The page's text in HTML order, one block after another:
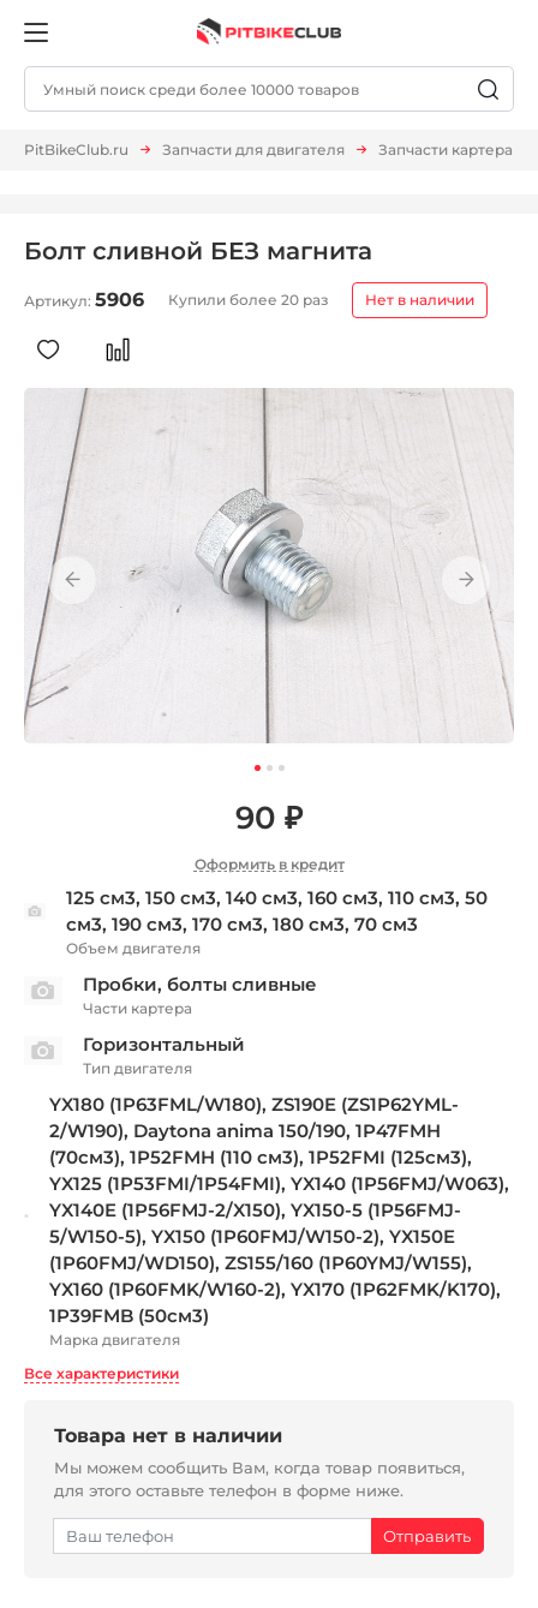
PitBikeClub.ru Запчасти для двигателя Запчасти картера
Болт сливной БЕЗ магнита
Артикул: 5906 Купили более 20 раз Нет в наличии
90 ₽
Оформить в кредит
125 см3, 150 см3, 140 см3, 160 см3, 110 см3, 50
см3, 190 см3, 170 см3, 180 см3, 70 см3
Объем двигателя
Пробки, болты сливные
Части картера
Горизонтальный
Тип двигателя
YX180 (1P63FML/W180), ZS190E (ZS1P62YML-
2/W190), Daytona anima 150/190, 1P47FMH
(70см3), 1P52FMH (110 см3), 1P52FMI (125см3),
YX125 (1P53FMI/1P54FMI), YX140 (1P56FMJ/W063),
YX140E (1P56FMJ-2/X150), YX150-5 (1P56FMJ-
5/W150-5), YX150 (1P60FMJ/W150-2), YX150E
(1P60FMJ/WD150), ZS155/160 (1P60YMJ/W155),
YX160 (1P60FMK/W160-2), YX170 (1P62FMK/K170),
1P39FMB (50см3)
Марка двигателя
Все характеристики
Товара нет в наличии
Мы можем сообщить Вам, когда товар появиться,
для этого оставьте телефон в форме ниже.